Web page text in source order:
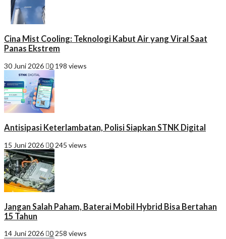
Cina Mist Cooling: Teknologi Kabut Air yang Viral Saat
Panas Ekstrem
30 Juni 2026 0 198 views
Antisipasi Keterlambatan, Polisi Siapkan STNK Digital
15 Juni 2026 0 245 views
Jangan Salah Paham, Baterai Mobil Hybrid Bisa Bertahan
15 Tahun
14 Juni 2026 0 258 views